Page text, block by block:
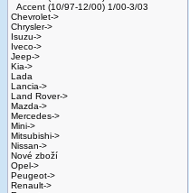
Accent (10/97-12/00) 1/00-3/03
Chevrolet->
Chrysler->
Isuzu->
Iveco->
Jeep->
Kia->
Lada
Lancia->
Land Rover->
Mazda->
Mercedes->
Mini->
Mitsubishi->
Nissan->
Nové zboží
Opel->
Peugeot->
Renault->